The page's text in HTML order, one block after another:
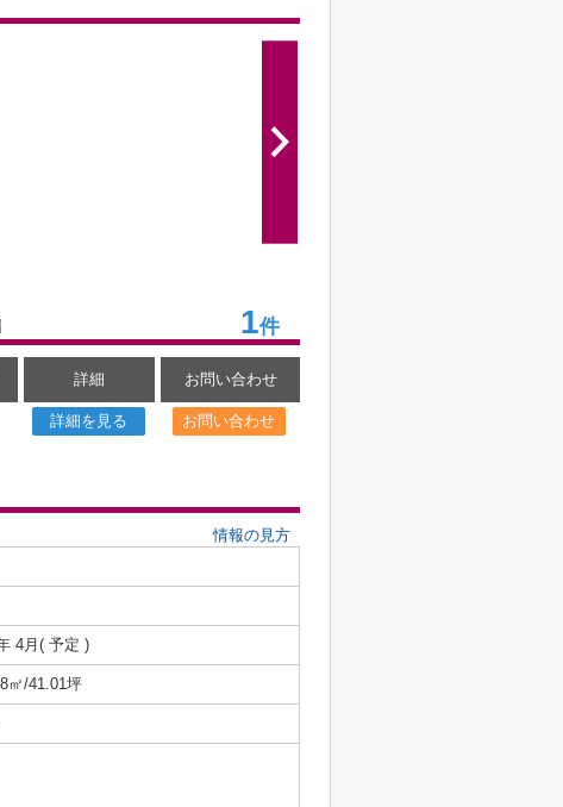
1件
詳細 お問い合わせ
詳細を見る お問い合わせ
情報の見方
4月( 予定 )
㎡/41.01坪